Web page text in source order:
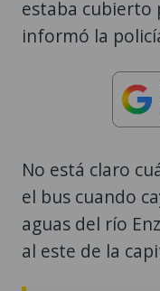
estaba cubierto
informó la
No está claro
el bus cuando
aguas del río
al este de la